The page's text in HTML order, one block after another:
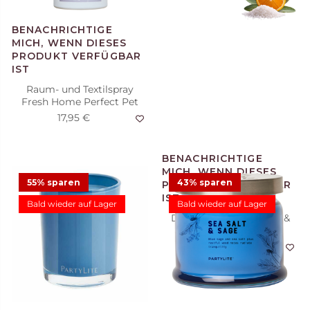
Raum- und Textilspray
Fresh Home Perfect Pet
17,95 €
Duftteelichter Sea Salt &
Sage, 12 St.
11,75 €
31
55% sparen
Bald wieder auf Lager
43% sparen
Bald wieder auf Lager